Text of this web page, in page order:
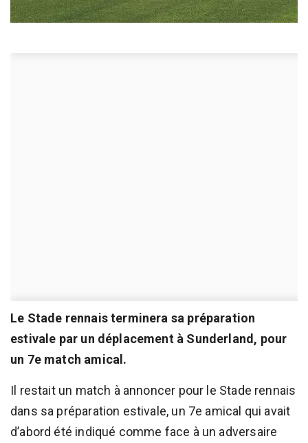
Le Stade rennais terminera sa préparation
estivale par un déplacement à Sunderland, pour
un 7e match amical.
Il restait un match à annoncer pour le Stade rennais
dans sa préparation estivale, un 7e amical qui avait
d’abord été indiqué comme face à un adversaire